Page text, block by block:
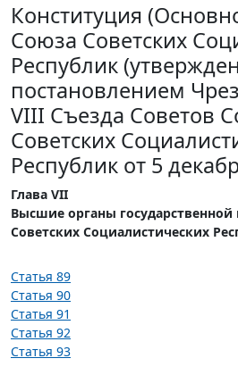
Конституция
Союза Советских
Республик
постановлением
VIII Съезда Советов
Советских
Республик от 5
Глава VII
Высшие органы
Советских Социалистических
Статья 89
Статья 90
Статья 91
Статья 92
Статья 93